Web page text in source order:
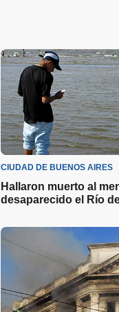
CIUDAD DE BUENOS AIRES
Hallaron muerto al
desaparecido el Río